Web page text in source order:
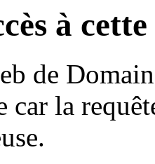
à
de
car la